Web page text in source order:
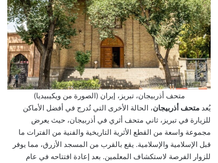
متحف أذربيجان، تبريز، إيران (الصورة من ويكيبيديا)
يُعد متحف أذربيجان، الحالة الأخرى التي تُدرج في أفضل الأماكن
للزيارة في تبريز، ثاني متحف أثري في أذربيجان، حيث يعرض
مجموعة واسعة من القطع الأثرية التاريخية والفنية من الفترات ما
قبل الإسلامية والإسلامية. يقع بالقرب من المسجد الأزرق، مما يوفر
للزوار الفرصة لاستكشاف المعلمين. بعد إعادة افتتاحه في عام